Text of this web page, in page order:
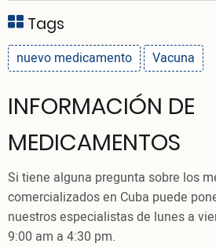
Tags
nuevo medicamento Vacuna
INFORMACIÓN DE
MEDICAMENTOS
Si tiene alguna pregunta sobre los
comercializados en Cuba puede
nuestros especialistas de lunes a
9:00 am a 4:30 pm.